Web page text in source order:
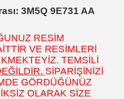
3M5Q 9E731 AA
RESİM
VE RESİMLERİ
TEMSİLİ
SİPARİŞİNİZİ
GÖRDÜĞÜNÜZ
OLARAK SİZE